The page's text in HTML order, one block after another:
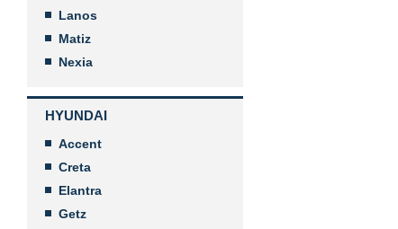
Lanos
Matiz
Nexia
HYUNDAI
Accent
Creta
Elantra
Getz